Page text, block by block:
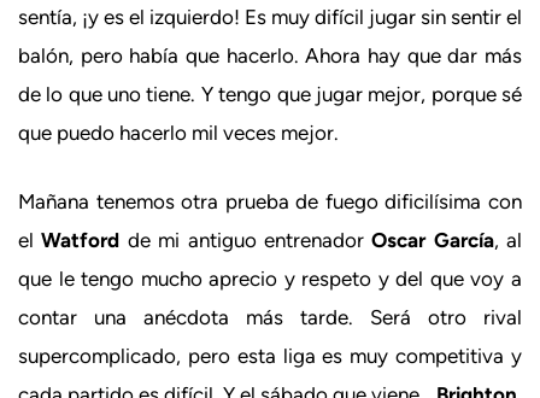
sentía, ¡y es el izquierdo! Es muy difícil jugar sin sentir el
balón, pero había que hacerlo. Ahora hay que dar más
de lo que uno tiene. Y tengo que jugar mejor, porque sé
que puedo hacerlo mil veces mejor.
Mañana tenemos otra prueba de fuego dificilísima con
elWatford de mi antiguo entrenadorOscar García, al
que le tengo mucho aprecio y respeto y del que voy a
contar una anécdota más tarde. Será otro rival
supercomplicado, pero esta liga es muy competitiva y